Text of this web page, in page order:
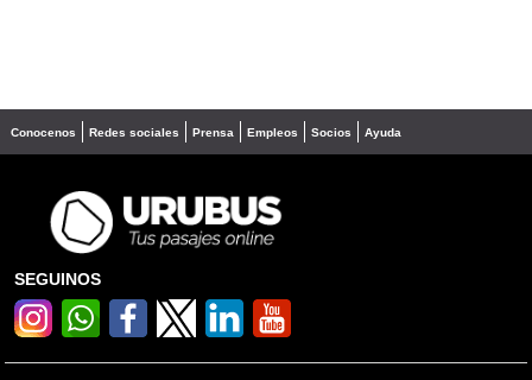
Conocenos Redes sociales Prensa Empleos Socios Ayuda
SEGUINOS